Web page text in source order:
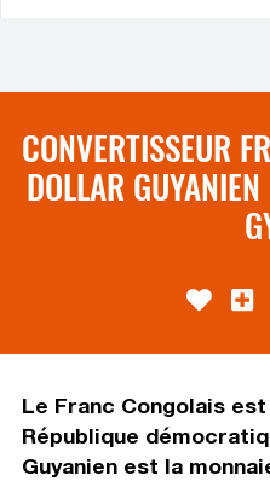
CONVERTISSEUR
DOLLAR
Le Franc Congolais
République
Guyanien est la